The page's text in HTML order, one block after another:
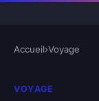
Accueil›Voyage
VOYAGE